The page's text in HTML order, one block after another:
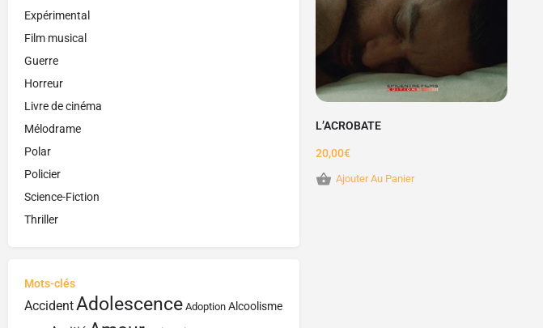
Expérimental
Film musical
Guerre
Horreur
Livre de cinéma
Mélodrame
Polar
Policier
Science-Fiction
Thriller
Mots-clés
AccidentAdolescence Adoption Alcoolisme
L’ACROBATE
20,00€
Ajouter Au Panier